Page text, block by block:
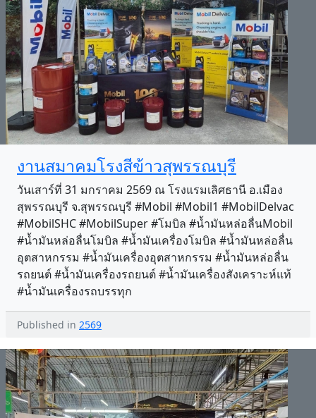
งานสมาคมโรงสีข้าวสุพรรณบุรี
วันเสาร์ที่ 31 มกราคม 2569 ณ โรงแรมเลิศธานี อ.เมือง
สุพรรณบุรี จ.สุพรรณบุรี #Mobil #Mobil1 #MobilDelvac
#MobilSHC #MobilSuper #โมบิล #น้ำมันหล่อลื่นMobil
#น้ำมันหล่อลื่นโมบิล #น้ำมันเครื่องโมบิล #น้ำมันหล่อลื่น
อุตสาหกรรม #น้ำมันเครื่องอุตสาหกรรม #น้ำมันหล่อลื่น
รถยนต์ #น้ำมันเครื่องรถยนต์ #น้ำมันเครื่องสังเคราะห์แท้
#น้ำมันเครื่องรถบรรทุก
Published in 2569